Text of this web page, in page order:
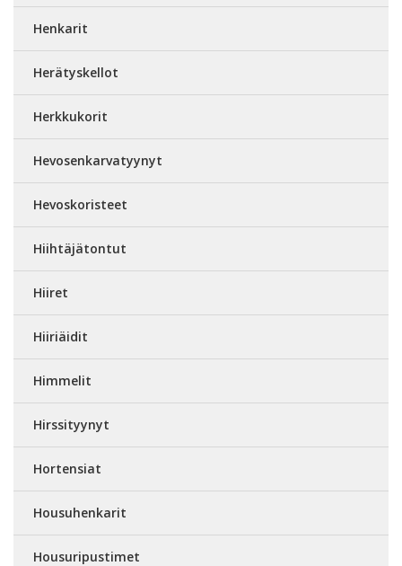
Henkarit
Herätyskellot
Herkkukorit
Hevosenkarvatyynyt
Hevoskoristeet
Hiihtäjätontut
Hiiret
Hiiriäidit
Himmelit
Hirssityynyt
Hortensiat
Housuhenkarit
Housuripustimet